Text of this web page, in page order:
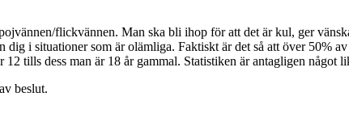
flickvännen. Man ska bli ihop för att det är kul, ger
i situationer som är olämliga. Faktiskt är det så att över 50%
tills dess man är 18 år gammal. Statistiken är antagligen något
beslut.